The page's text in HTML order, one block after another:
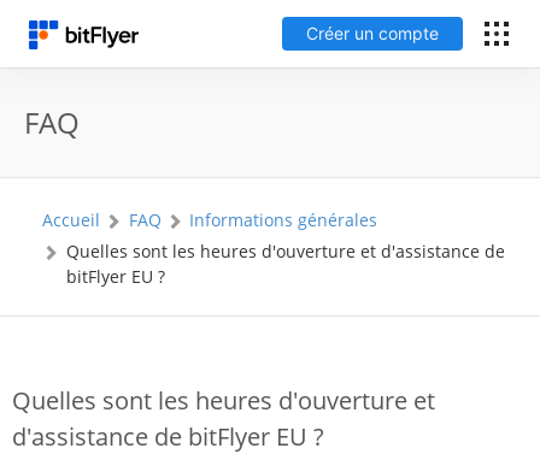
Créer un compte
Glossaire
Créer un compte
FAQ
Accueil FAQ
Informations générales
Quelles sont les heures d'ouverture et d'assistance de
bitFlyer EU ?
Quelles sont les heures d'ouverture et
d'assistance de bitFlyer EU ?